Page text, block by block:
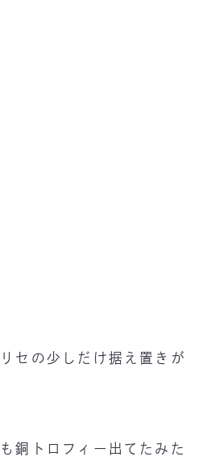
セの少しだけ据え置きが
銅トロフィー出てたみた